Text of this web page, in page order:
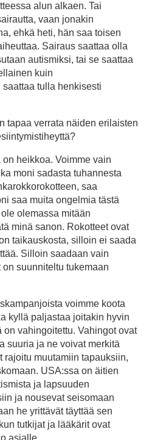
alun alkaen. Tai
vaan jonakin
ehkä heti, hän saa toisen
Sairaus saattaa olla
autismiksi, tai se saattaa
kuin
tulla henkisesti
tapaa verrata näiden erilaisten
heikkoa. Voimme vain
moni sadasta tuhannesta
saa
saa muita ongelmia tästä
olemassa mitään
minä sanon. Rokotteet ovat
taikauskosta, silloin ei saada
Silloin saadaan vain
suunniteltu tukemaan
voimme koota
kyllä paljastaa joitakin hyvin
on vahingoitettu. Vahingot ovat
suuria ja ne voivat merkitä
rajoitu muutamiin tapauksiin,
USA:ssa on äitien
ja lapsuuden
ja nousevat seisomaan
he yrittävät täyttää sen
tutkijat ja lääkärit ovat